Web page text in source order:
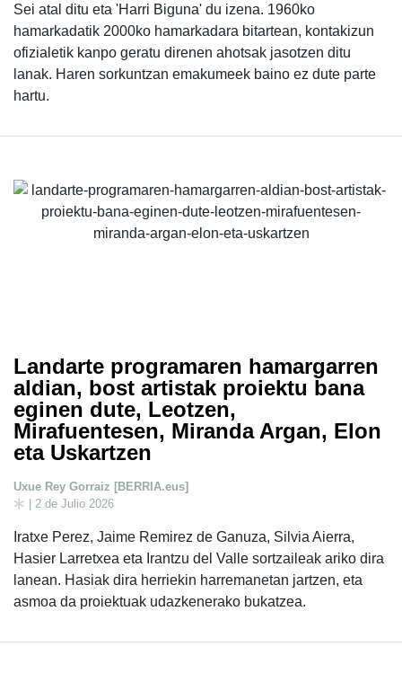
Sei atal ditu eta 'Harri Biguna' du izena. 1960ko
hamarkadatik 2000ko hamarkadara bitartean, kontakizun
ofizialetik kanpo geratu direnen ahotsak jasotzen ditu
lanak. Haren sorkuntzan emakumeek baino ez dute parte
hartu.
Landarte programaren hamargarren
aldian, bost artistak proiektu bana
eginen dute, Leotzen,
Mirafuentesen, Miranda Argan, Elon
eta Uskartzen
Uxue Rey Gorraiz [BERRIA.eus]
| 2 de Julio 2026
Iratxe Perez, Jaime Remirez de Ganuza, Silvia Aierra,
Hasier Larretxea eta Irantzu del Valle sortzaileak ariko dira
lanean. Hasiak dira herriekin harremanetan jartzen, eta
asmoa da proiektuak udazkenerako bukatzea.